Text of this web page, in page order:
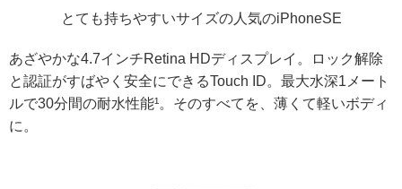
とても持ちやすいサイズの人気のiPhoneSE
あざやかな4.7インチRetina HDディスプレイ。ロック解除
と認証がすばやく安全にできるTouch ID。最大水深1メート
ルで30分間の耐水性能¹。そのすべてを、薄くて軽いボディ
に。